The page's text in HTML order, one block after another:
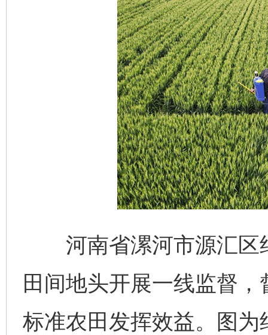
河南省漯河市源汇区
田间地头开展一线监督
标准农田发挥效益。图